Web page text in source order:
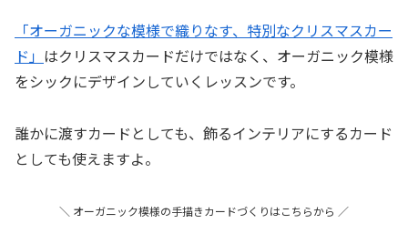
「オーガニックな模様で織りなす、特別なクリスマスカー
ド」 はクリスマスカードだけではなく、オーガニック模様
をシックにデザインしていくレッスンです。
誰かに渡すカードとしても、飾るインテリアにするカード
としても使えますよ。
＼ オーガニック模様の手描きカードづくりはこちらから ／